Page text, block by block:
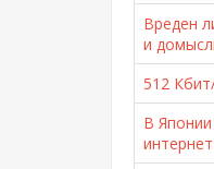
Вреден
и
512
В
интернет